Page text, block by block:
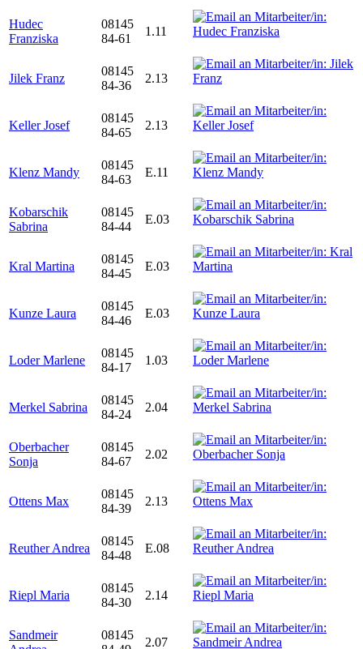
Hudec
Franziska
08145
84-61
1.11
Jilek Franz
08145
84-36
2.13
Keller Josef
08145
84-65
2.13
Klenz Mandy
08145
84-63
E.11
Kobarschik
Sabrina
08145
84-44
E.03
Kral Martina
08145
84-45
E.03
Kunze Laura
08145
84-46
E.03
Loder Marlene
08145
84-17
1.03
Merkel Sabrina
08145
84-24
2.04
Oberbacher
Sonja
08145
84-67
2.02
Ottens Max
08145
84-39
2.13
Reuther Andrea
08145
84-48
E.08
Riepl Maria
08145
84-30
2.14
Sandmeir
08145
2.07